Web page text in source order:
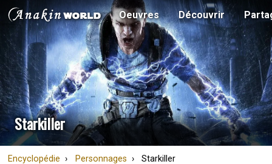
Oeuvres Découvrir
Starkiller
Encyclopédie Personnages Starkiller